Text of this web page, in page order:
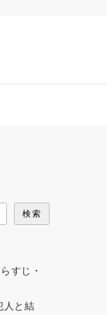
検索
すじ・
人と結